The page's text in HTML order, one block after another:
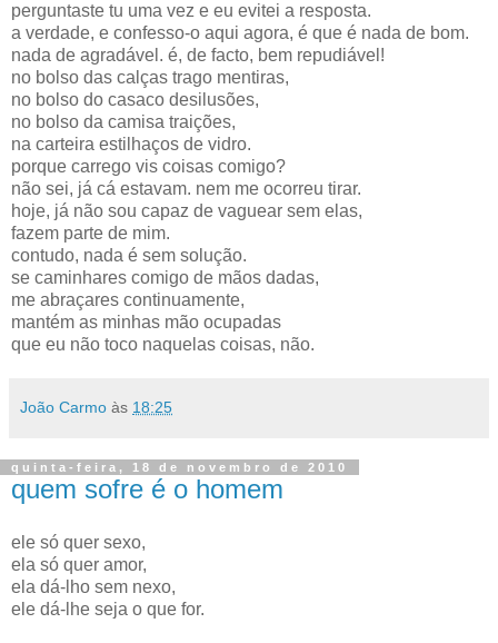
perguntaste tu uma vez e eu evitei a resposta.
a verdade, e confesso-o aqui agora, é que é nada de bom.
nada de agradável. é, de facto, bem repudiável!
no bolso das calças trago mentiras,
no bolso do casaco desilusões,
no bolso da camisa traições,
na carteira estilhaços de vidro.
porque carrego vis coisas comigo?
não sei, já cá estavam. nem me ocorreu tirar.
hoje, já não sou capaz de vaguear sem elas,
fazem parte de mim.
contudo, nada é sem solução.
se caminhares comigo de mãos dadas,
me abraçares continuamente,
mantém as minhas mão ocupadas
que eu não toco naquelas coisas, não.
João Carmo às 18:25
quinta-feira, 18 de novembro de 2010
quem sofre é o homem
ele só quer sexo,
ela só quer amor,
ela dá-lho sem nexo,
ele dá-lhe seja o que for.